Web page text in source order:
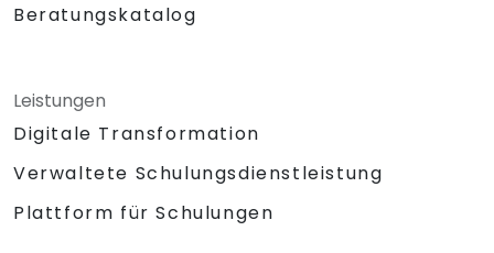
Beratungskatalog
Leistungen
Digitale Transformation
Verwaltete Schulungsdienstleistung
Plattform für Schulungen